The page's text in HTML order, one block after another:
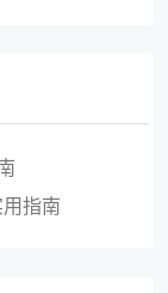
指南